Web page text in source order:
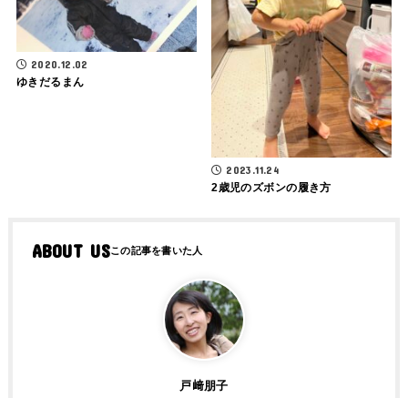
2020.12.02
ゆきだるまん
2023.11.24
2歳児のズボンの履き方
ABOUT US
戸﨑朋子